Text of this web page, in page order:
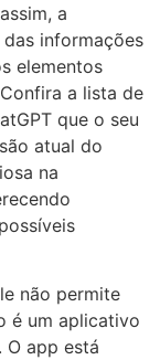
a
informações
elementos
a lista de
que o seu
atual do
na
não permite
é um aplicativo
O app está